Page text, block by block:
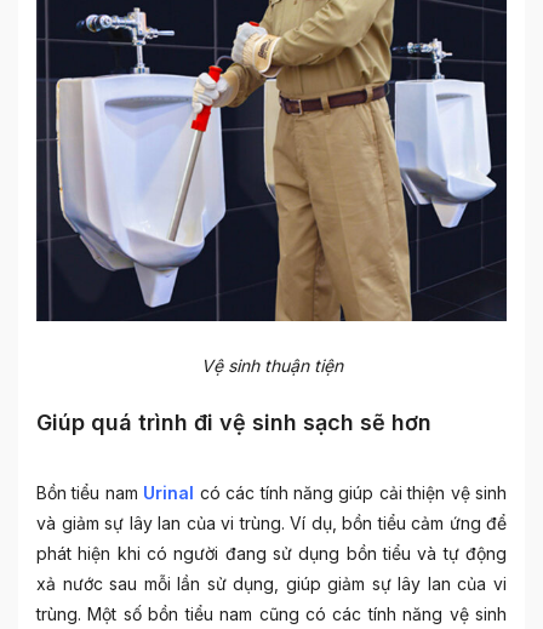
Vệ sinh thuận tiện
Giúp quá trình đi vệ sinh sạch sẽ hơn
Bồn tiểu nam Urinal có các tính năng giúp cải thiện vệ sinh
và giảm sự lây lan của vi trùng. Ví dụ, bồn tiểu cảm ứng để
phát hiện khi có người đang sử dụng bồn tiểu và tự động
xả nước sau mỗi lần sử dụng, giúp giảm sự lây lan của vi
trùng. Một số bồn tiểu nam cũng có các tính năng vệ sinh